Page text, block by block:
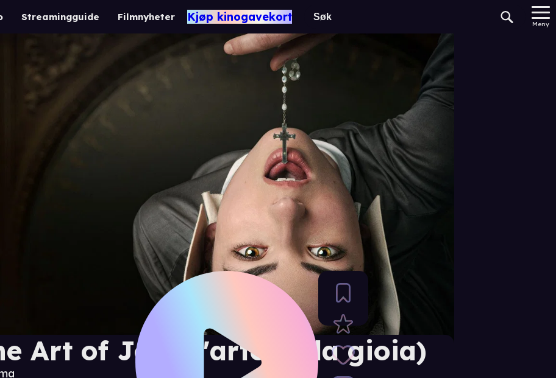
Streamingguide Filmnyheter Kjøp kinogavekort
Meny
Art of Joy (L'arte della gioia)